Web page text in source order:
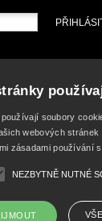
soubory
webových
zásadami používání
NEZBYTNĚ NUTNÉ